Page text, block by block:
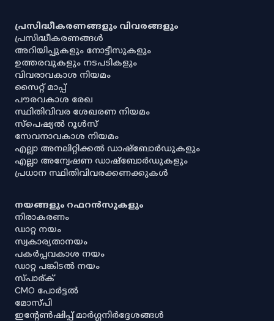
പ്രസിദ്ധീകരണങ്ങളും വിവരങ്ങളും
പ്രസിദ്ധീകരണങ്ങൾ
അറിയിപ്പുകളും നോട്ടീസുകളും
ഉത്തരവുകളും നടപടികളും
വിവരാവകാശ നിയമം
സൈറ്റ് മാപ്പ്
പൗരവകാശ രേഖ
സ്ഥിതിവിവര ശേഖരണ നിയമം
സ്‌പെഷ്യൽ റൂൾസ്
സേവനാവകാശ നിയമം
എല്ലാ അനലിറ്റിക്കൽ ഡാഷ്‌ബോർഡുകളും
എല്ലാ അന്വേഷണ ഡാഷ്‌ബോർഡുകളും
പ്രധാന സ്ഥിതിവിവരക്കണക്കുകൾ
നയങ്ങളും റഫറൻസുകളും
നിരാകരണം
ഡാറ്റ നയം
സ്വകാര്യതാനയം
പകർപ്പവകാശ നയം
ഡാറ്റ പങ്കിടൽ നയം
സ്പാര്ക്
CMO പോർട്ടൽ
മോസ്പി
ഇൻ്റേൺഷിപ്പ് മാർഗ്ഗനിർദ്ദേശങ്ങൾ